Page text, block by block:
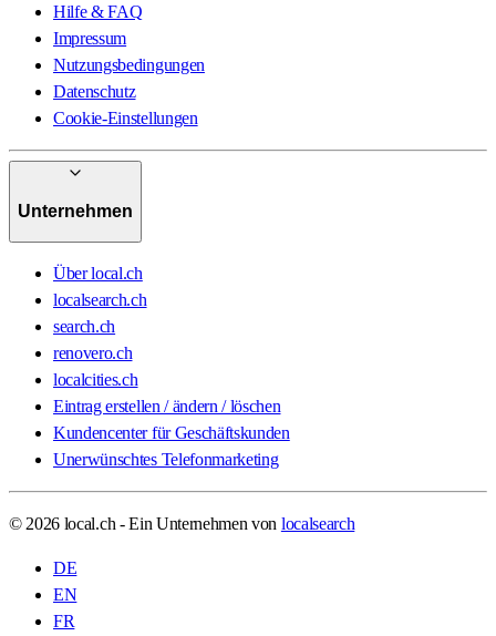
Hilfe & FAQ
Impressum
Nutzungsbedingungen
Datenschutz
Cookie-Einstellungen
Unternehmen
Über local.ch
localsearch.ch
search.ch
renovero.ch
localcities.ch
Eintrag erstellen / ändern / löschen
Kundencenter für Geschäftskunden
Unerwünschtes Telefonmarketing
© 2026 local.ch - Ein Unternehmen von localsearch
DE
EN
FR